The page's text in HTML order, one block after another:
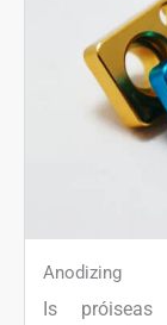
Anodizing
Is